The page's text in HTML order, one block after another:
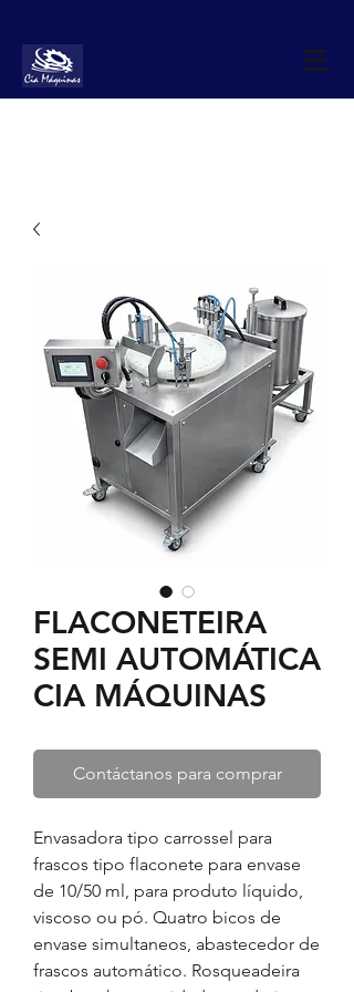
FLACONETEIRA
SEMI AUTOMÁTICA
CIA MÁQUINAS
Contáctanos para comprar
Envasadora tipo carrossel para
frascos tipo flaconete para envase
de 10/50 ml, para produto líquido,
viscoso ou pó. Quatro bicos de
envase simultaneos, abastecedor de
frascos automático. Rosqueadeira